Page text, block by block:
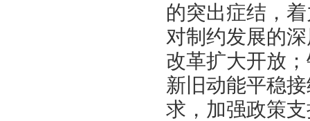
的突出症结，
对制约发展的
改革扩大开放
新旧动能平稳
求，加强政策